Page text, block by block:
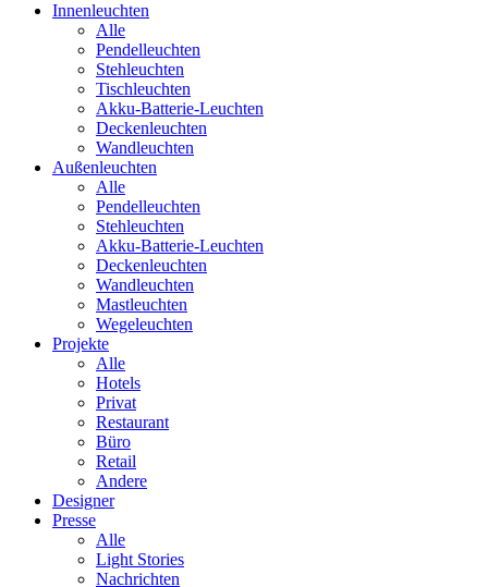
Innenleuchten
Alle
Pendelleuchten
Stehleuchten
Tischleuchten
Akku-Batterie-Leuchten
Deckenleuchten
Wandleuchten
Außenleuchten
Alle
Pendelleuchten
Stehleuchten
Akku-Batterie-Leuchten
Deckenleuchten
Wandleuchten
Mastleuchten
Wegeleuchten
Projekte
Alle
Hotels
Privat
Restaurant
Büro
Retail
Andere
Designer
Presse
Alle
Light Stories
Nachrichten